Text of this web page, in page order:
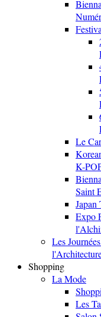
Le
K-
Saint
Japan
Expo
Les
Shopping
La Mode
Les